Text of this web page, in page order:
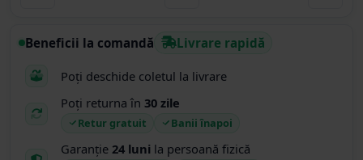
Beneficii la comandă Livrare rapidă
Poți deschide coletul la livrare
Poți returna în 30 zile
Retur gratuit Banii înapoi
Garanție 24 luni la persoană fizică